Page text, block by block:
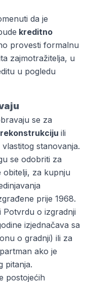
da je
kreditno
provesti formalnu
zajmotražitelja, u
u pogledu
se za
rekonstrukciju ili
stanovanja.
se odobriti za
za kupnju
prije 1968.
Potvrdu o izgradnji
izjednačava sa
o gradnji) ili za
ako je
pitanja.
postojećih